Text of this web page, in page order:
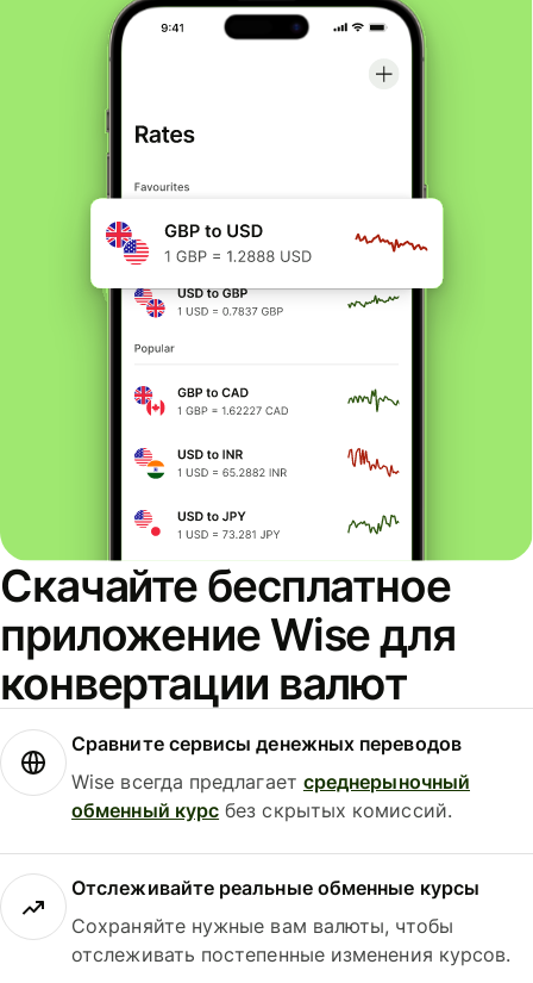
Скачайте бесплатное
приложение Wise для
конвертации валют
Сравните сервисы денежных переводов
Wise всегда предлагает среднерыночный
обменный курс без скрытых комиссий.
Отслеживайте реальные обменные курсы
Сохраняйте нужные вам валюты, чтобы
отслеживать постепенные изменения курсов.